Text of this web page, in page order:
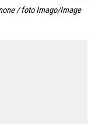
/ foto Imago/Image